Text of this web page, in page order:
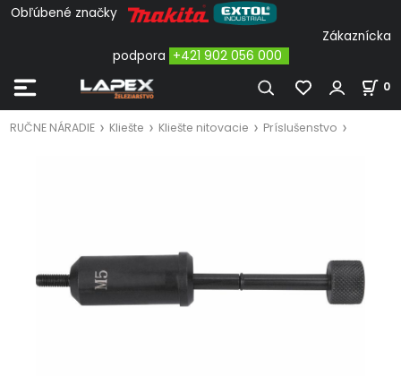
Obľúbené značky
Zákaznícka
podpora +421 902 056 000
0
RUČNE NÁRADIE Kliešte Kliešte nitovacie Príslušenstvo